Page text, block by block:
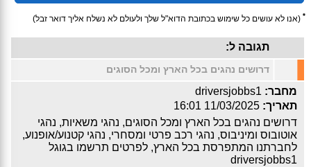
* (אנו לא עושים כל שימוש בכתובת הדוא"ל שלך ולעולם לא נשלח אליך דואר זבל)
תגובה ל:
דרושים נהגים בכל הארץ ומכל הסוגים
מחבר:
תאריך: 11/03/2025 16:01
דרושים נהגים בכל הארץ ומכל הסוגים, נהגי משאיות, נהגי
אוטובוס ומיניבוס, נהגי רכב פרטי ומסחרי, נהגי קטנוע/אופנוע,
לחברתנו המתפרסת בכל הארץ, לפרטים תרשמו בגוגל
driversjobbs1